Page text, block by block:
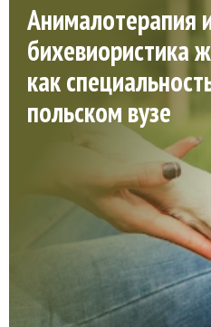
Анималотерапия
бихевиористика
как
польском вузе